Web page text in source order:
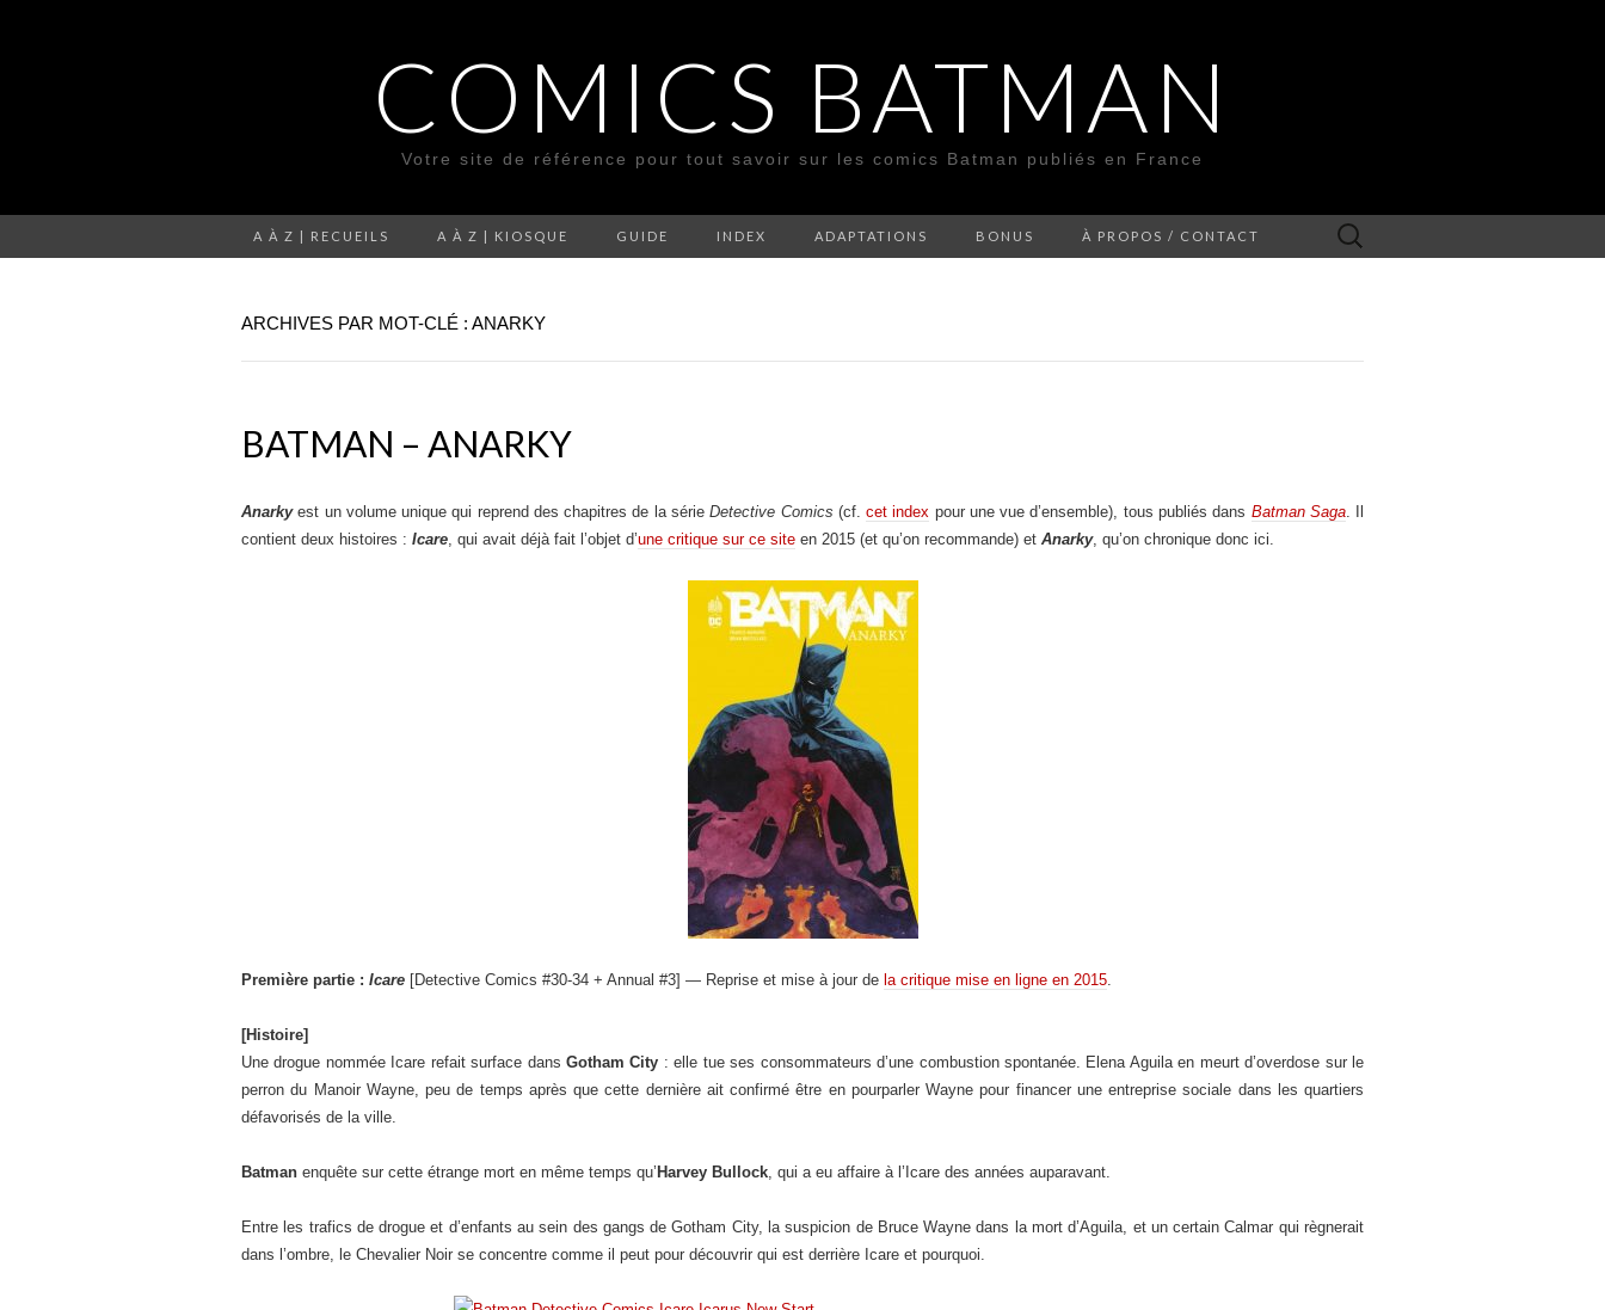
COMICS BATMAN
Votre site de référence pour tout savoir sur les comics Batman publiés en France
A À Z | RECUEILS A À Z | KIOSQUE GUIDE INDEX ADAPTATIONS BONUS À PROPOS / CONTACT Rechercher :
ARCHIVES PAR MOT-CLÉ : ANARKY
BATMAN – ANARKY
Anarkyest un volume unique qui reprend des chapitres de la sérieDetective Comics (cf.cet index pour une vue d’ensemble), tous publiés dans Batman Saga. Il
contient deux histoires : Icare, qui avait déjà fait l’objet d’une critique sur ce site en 2015 (et qu’on recommande) et Anarky, qu’on chronique donc ici.
Première partie : Icare [Detective Comics #30-34 + Annual #3] — Reprise et mise à jour de la critique mise en ligne en 2015.
[Histoire]
Une drogue nommée Icare refait surface dansGotham City : elle tue ses consommateurs d’une combustion spontanée. Elena Aguila en meurt d’overdose sur le
perron du Manoir Wayne, peu de temps après que cette dernière ait confirmé être en pourparler Wayne pour financer une entreprise sociale dans les quartiers
défavorisés de la ville.
Batman enquête sur cette étrange mort en même temps qu’ Harvey Bullock, qui a eu affaire à l’Icare des années auparavant.
Entre les trafics de drogue et d’enfants au sein des gangs de Gotham City, la suspicion de Bruce Wayne dans la mort d’Aguila, et un certain Calmar qui règnerait
dans l’ombre, le Chevalier Noir se concentre comme il peut pour découvrir qui est derrière Icare et pourquoi.